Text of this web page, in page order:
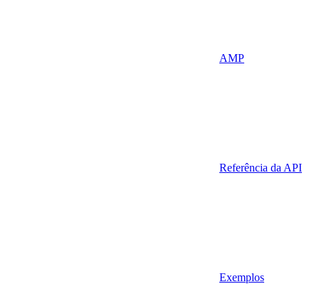
AMP
Referência da API
Exemplos